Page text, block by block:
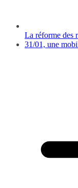
La réforme des
31/01, une